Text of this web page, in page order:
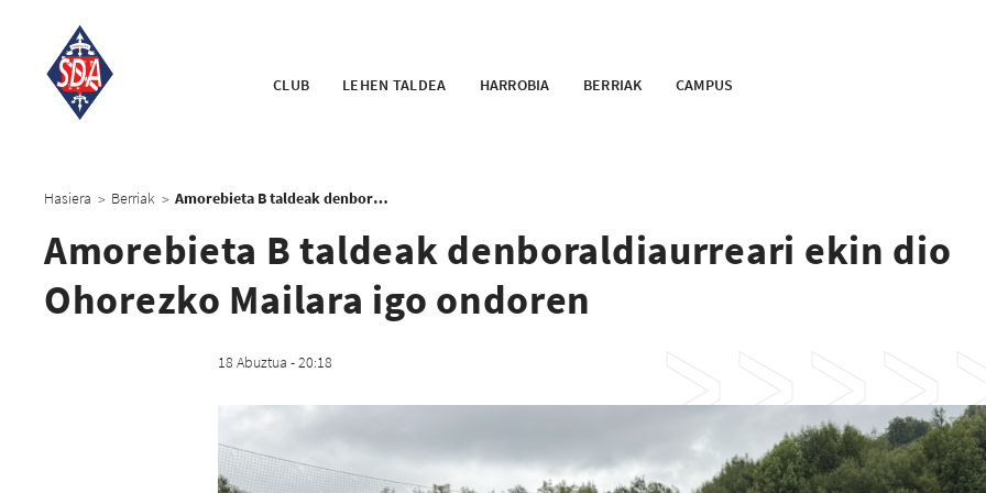
CLUB LEHEN TALDEA HARROBIA BERRIAK CAMPUS
Hasiera > Berriak > Amorebieta B taldeak denboraldiaurreari ekin dio Ohorezko Mailara igo ondoren
Amorebieta B taldeak denboraldiaurreari ekin dio
Ohorezko Mailara igo ondoren
18 Abuztua - 20:18